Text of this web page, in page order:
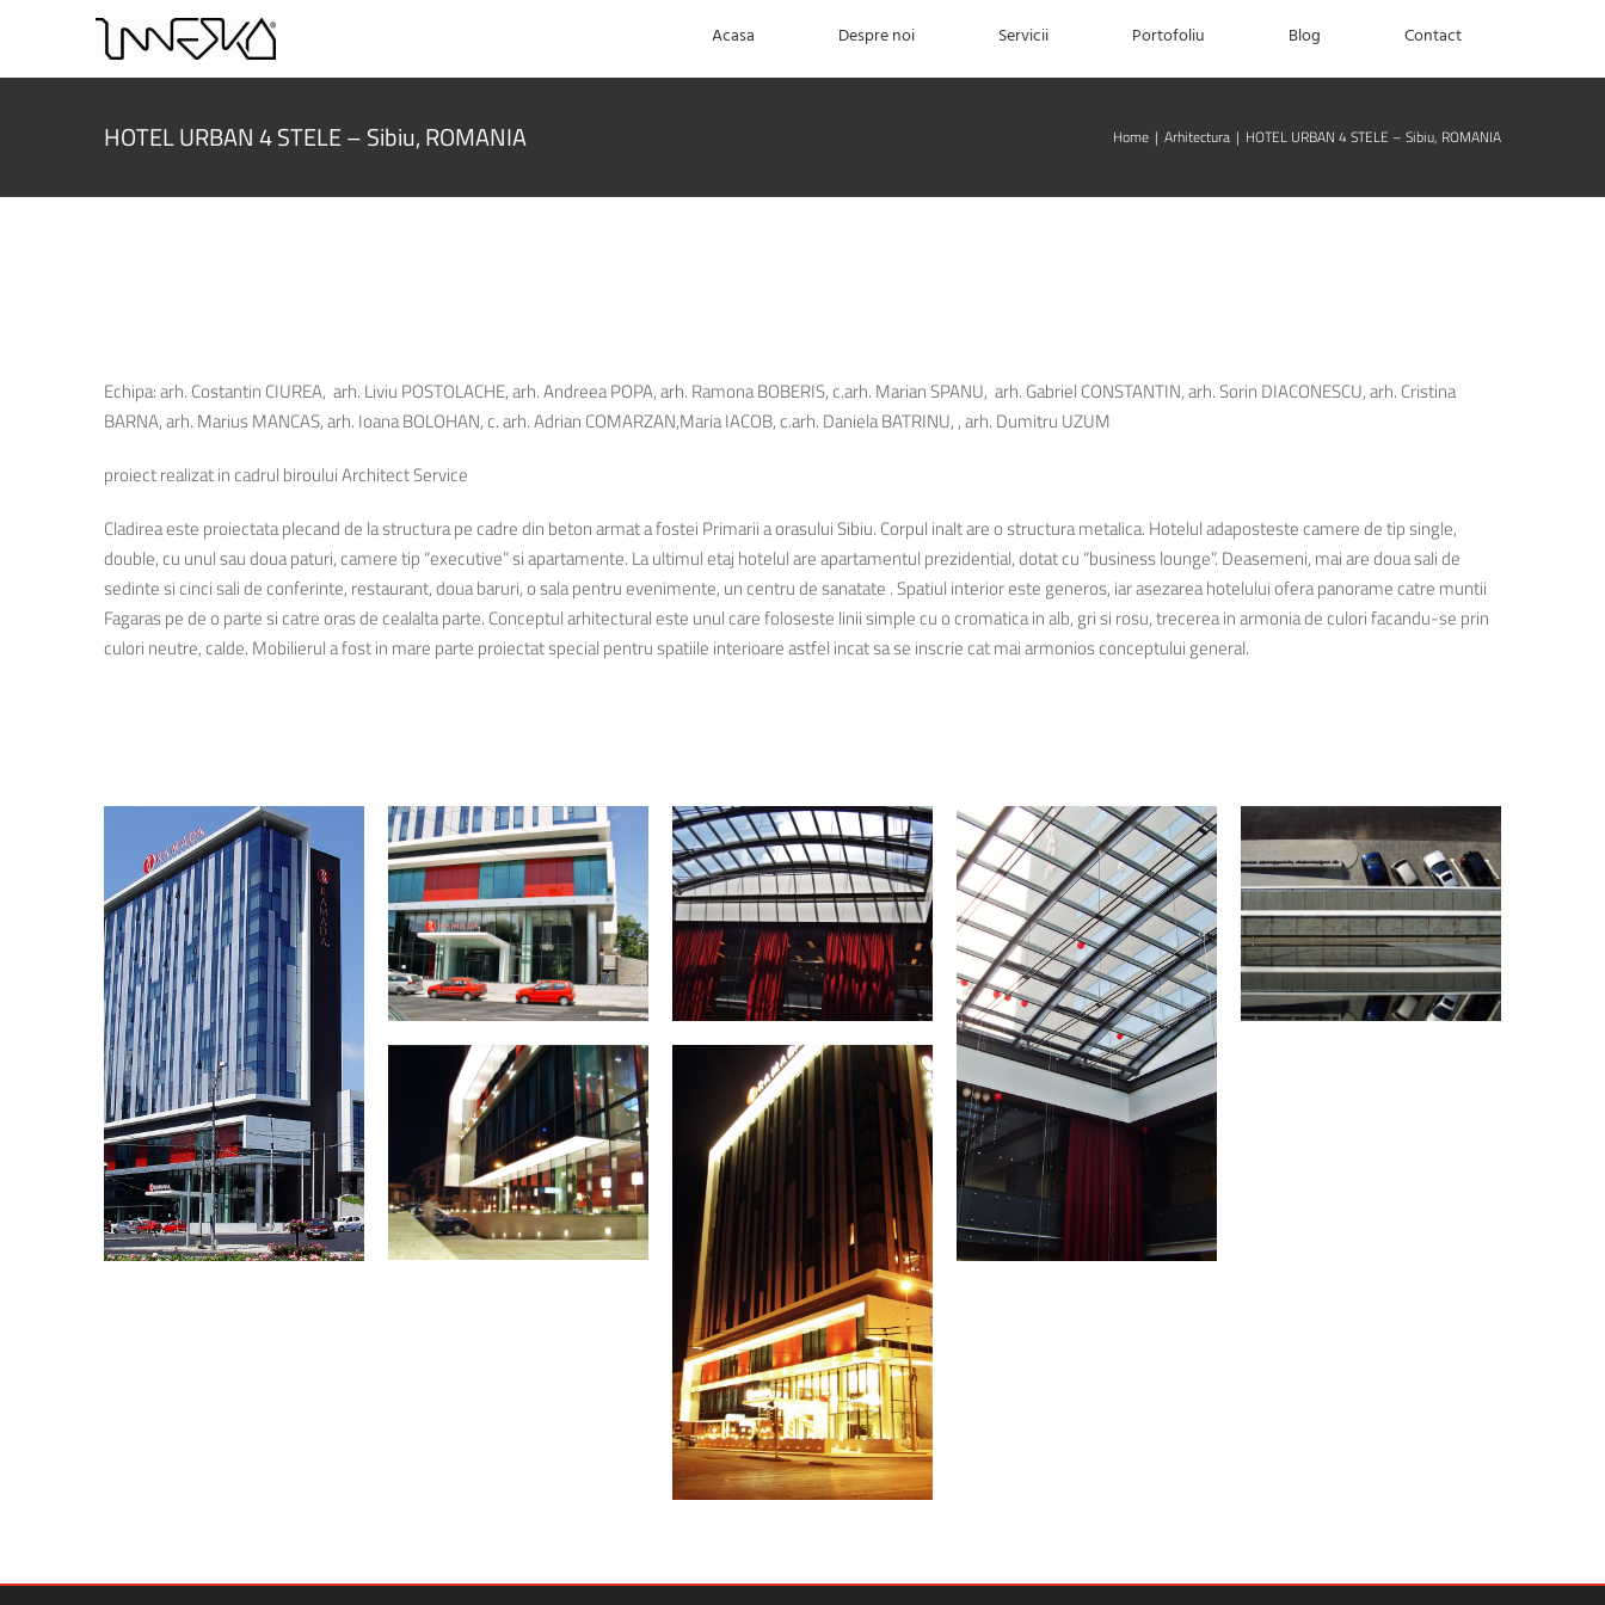
content
Acasa Despre noi Servicii Portofoliu Blog Contact
HOTEL URBAN 4 STELE – Sibiu, ROMANIA Home | Arhitectura | HOTEL URBAN 4 STELE – Sibiu, ROMANIA
Echipa: arh. Costantin CIUREA, arh. Liviu POSTOLACHE, arh. Andreea POPA, arh. Ramona BOBERIS, c.arh. Marian SPANU, arh. Gabriel CONSTANTIN, arh. Sorin DIACONESCU, arh. Cristina
BARNA, arh. Marius MANCAS, arh. Ioana BOLOHAN, c. arh. Adrian COMARZAN,Maria IACOB, c.arh. Daniela BATRINU, , arh. Dumitru UZUM
proiect realizat in cadrul biroului Architect Service
Cladirea este proiectata plecand de la structura pe cadre din beton armat a fostei Primarii a orasului Sibiu. Corpul inalt are o structura metalica. Hotelul adaposteste camere de tip single,
double, cu unul sau doua paturi, camere tip “executive” si apartamente. La ultimul etaj hotelul are apartamentul prezidential, dotat cu “business lounge”. Deasemeni, mai are doua sali de
sedinte si cinci sali de conferinte, restaurant, doua baruri, o sala pentru evenimente, un centru de sanatate . Spatiul interior este generos, iar asezarea hotelului ofera panorame catre muntii
Fagaras pe de o parte si catre oras de cealalta parte. Conceptul arhitectural este unul care foloseste linii simple cu o cromatica in alb, gri si rosu, trecerea in armonia de culori facandu-se prin
culori neutre, calde. Mobilierul a fost in mare parte proiectat special pentru spatiile interioare astfel incat sa se inscrie cat mai armonios conceptului general.